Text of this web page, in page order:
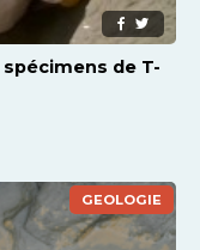
de T-
GEOLOGIE